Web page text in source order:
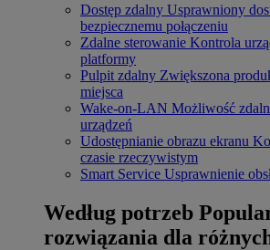
Dostęp zdalny Usprawniony
bezpiecznemu połączeniu
Zdalne sterowanie Kontrola
platformy
Pulpit zdalny Zwiększona
miejsca
Wake-on-LAN Możliwość
urządzeń
Udostępnianie obrazu ekranu
czasie rzeczywistym
Smart Service Usprawnienie
Według potrzeb
rozwiązania dla